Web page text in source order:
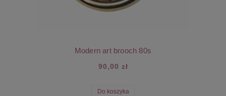
Modern art brooch 80s
90,00 zł
Do koszyka